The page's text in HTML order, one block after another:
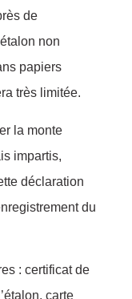
de
non
papiers
très limitée.
la monte
impartis,
déclaration
du
: certificat de
carte